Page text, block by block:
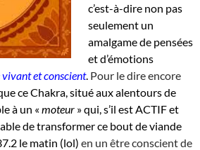
c’est-à-dire non pas
seulement un
amalgame de pensées
et d’émotions
vivant et conscient. Pour le dire encore
ce Chakra, situé aux alentours de
à un « moteur » qui, s’il est ACTIF et
de transformer ce bout de viande
le matin (lol) en un être conscient de